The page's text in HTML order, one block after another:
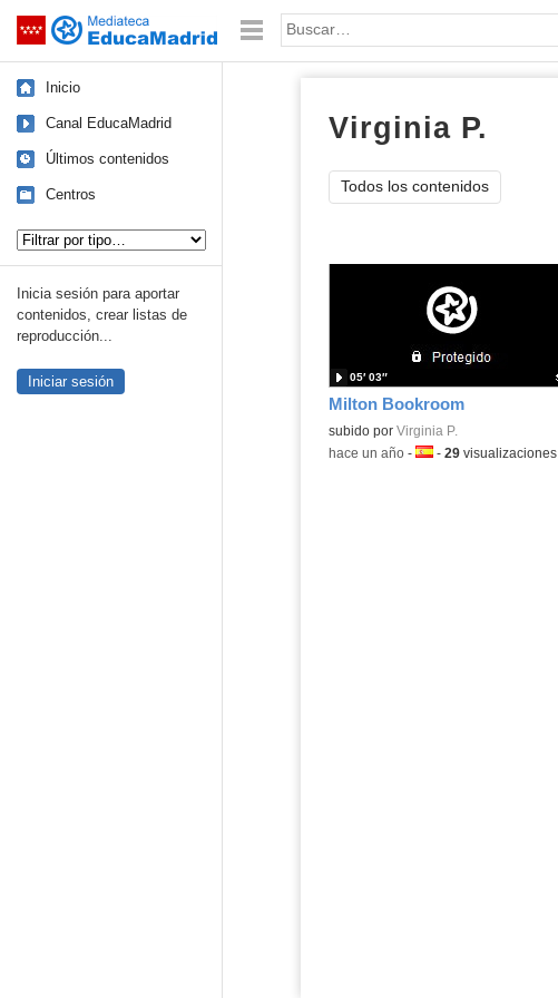
Saltar navegación Palabra o frase:
Inicio
Canal EducaMadrid
Últimos contenidos
Centros
Inicia sesión para aportar
contenidos, crear listas de
reproducción...
Iniciar sesión
Virginia P.
Todos los contenidos
Milton Bookroom
Contenido educativo.
subido por Virginia P.
05′ 03″
-hace un año- Idioma:
- 29visualizaciones